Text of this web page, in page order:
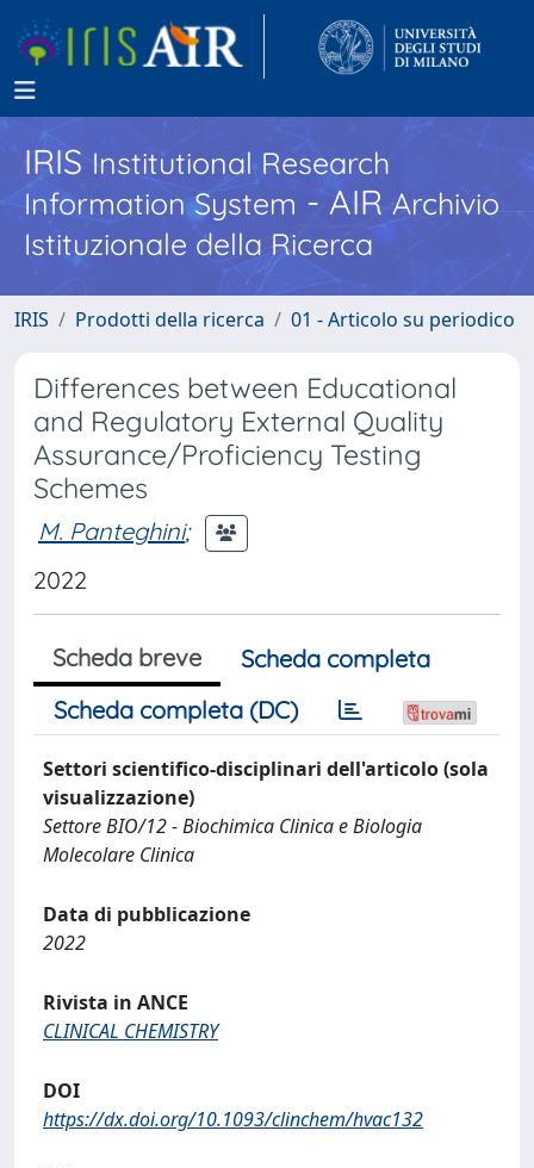
IRISInstitutional Research
Information System - AIR Archivio
Istituzionale della Ricerca
IRIS Prodotti della ricerca 01 - Articolo su periodico
Differences between Educational
and Regulatory External Quality
Assurance/Proficiency Testing
Schemes
M. Panteghini;
2022
Scheda breve
Scheda completa
Scheda completa (DC)
Settori scientifico-disciplinari dell'articolo (sola
visualizzazione)
Settore BIO/12 - Biochimica Clinica e Biologia
Molecolare Clinica
Data di pubblicazione
2022
Rivista in ANCE
CLINICAL CHEMISTRY
DOI
https://dx.doi.org/10.1093/clinchem/hvac132